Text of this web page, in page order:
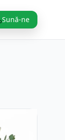
Sună-ne